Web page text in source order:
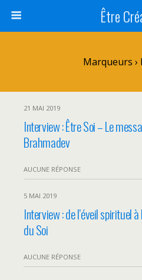
Être
Marqueurs
21 MAI 2019
Interview : Être Soi – Le
Brahmadev
AUCUNE RÉPONSE
5 MAI 2019
Interview : de l’éveil spirituel
du Soi
AUCUNE RÉPONSE